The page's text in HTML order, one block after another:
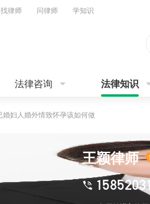
找律师 问律师 学知识
法律咨询 法律知识
婚妇人婚外情致怀孕该如何做
王颖律师